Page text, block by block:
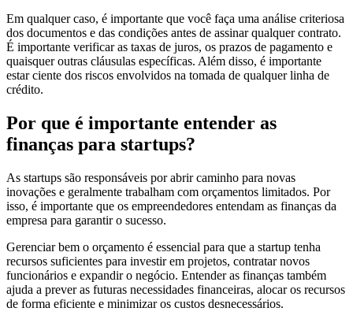
Em qualquer caso, é importante que você faça uma análise criteriosa
dos documentos e das condições antes de assinar qualquer contrato.
É importante verificar as taxas de juros, os prazos de pagamento e
quaisquer outras cláusulas específicas. Além disso, é importante
estar ciente dos riscos envolvidos na tomada de qualquer linha de
crédito.
Por que é importante entender as
finanças para startups?
As startups são responsáveis por abrir caminho para novas
inovações e geralmente trabalham com orçamentos limitados. Por
isso, é importante que os empreendedores entendam as finanças da
empresa para garantir o sucesso.
Gerenciar bem o orçamento é essencial para que a startup tenha
recursos suficientes para investir em projetos, contratar novos
funcionários e expandir o negócio. Entender as finanças também
ajuda a prever as futuras necessidades financeiras, alocar os recursos
de forma eficiente e minimizar os custos desnecessários.